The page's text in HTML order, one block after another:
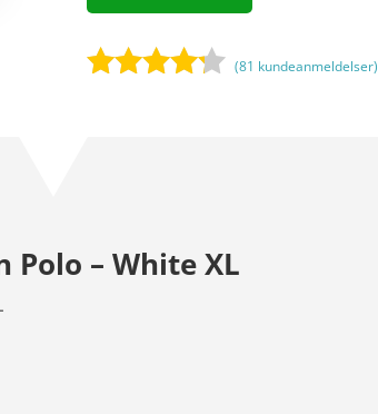
mmelser
(81 kundeanmeldelser)
– White XL